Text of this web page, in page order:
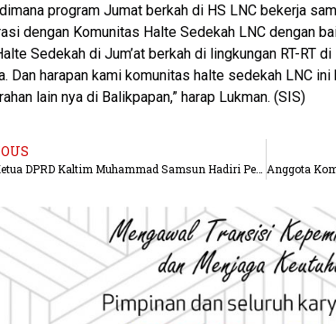
program Jumat berkah di HS LNC bekerja
dengan Komunitas Halte Sedekah LNC dengan
Sedekah di Jum’at berkah di lingkungan RT-RT
Dan harapan kami komunitas halte sedekah LNC
lain nya di Balikpapan,” harap Lukman. (SIS)
Wakil Ketua DPRD Kaltim Muhammad Samsun Hadiri Peringatan Isra Mi’raj Bersama Paguyuban Jember dan Banyuwangi di Tenggarong